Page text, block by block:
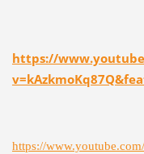
https://
https://